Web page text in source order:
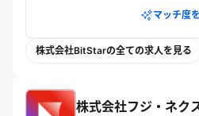
マッチ度
株式会社BitStarの全ての求人を見る
株式会社フジ・ネク